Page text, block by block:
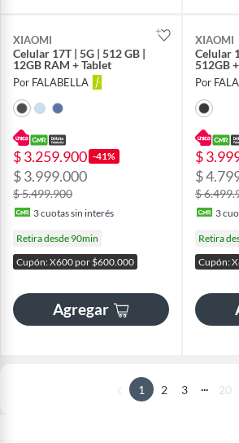
XIAOMI
Celular 17T | 5G | 512 GB |
12GB RAM + Tablet
Por FALABELLA
$ 3.259.900 -41%
$ 3.999.000
$ 5.499.900
3cuotas sin interés
Retira desde 90min
Cupón: X600 por $600.000
Agregar
XIAOMI
Celular
512GB
Por
$
$
$
3
Retira
Cupón:
1 2 3 ... 20